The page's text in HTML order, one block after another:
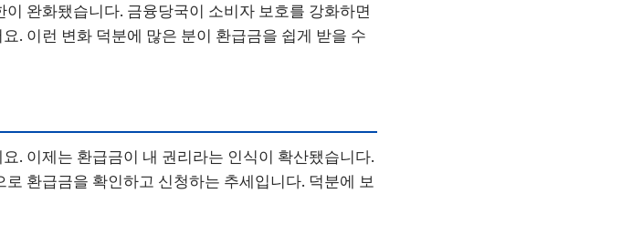
완화됐습니다. 금융당국이 소비자 보호를 강화하면
. 이런 변화 덕분에 많은 분이 환급금을 쉽게 받을 수
. 이제는 환급금이 내 권리라는 인식이 확산됐습니다.
환급금을 확인하고 신청하는 추세입니다. 덕분에 보